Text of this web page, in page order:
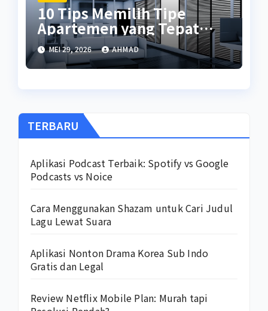
10 Tips Memilih Tipe
Apartemen yang Tepat
untuk Anda
MEI 29, 2026 AHMAD
TERBARU
Aplikasi Podcast Terbaik: Spotify vs Google
Podcasts vs Noice
Cara Menggunakan Shazam untuk Cari Judul
Lagu Lewat Suara
Aplikasi Nonton Drama Korea Sub Indo
Gratis dan Legal
Review Netflix Mobile Plan: Murah tapi